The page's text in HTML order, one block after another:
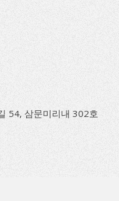
54, 삼문미리내 302호